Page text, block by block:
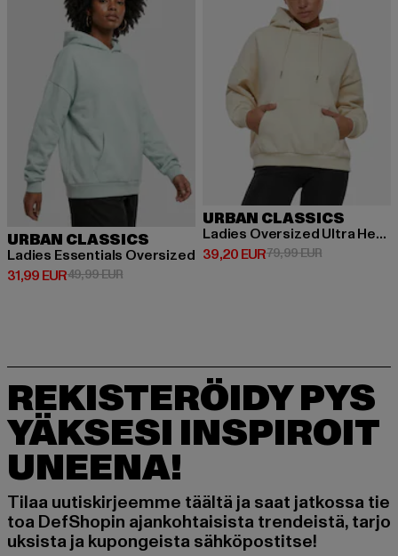
URBAN CLASSICS
Ladies Essentials Oversized
31,99 EUR
Ajankohtainen hinta: 31,99 EUR
49,99 EURKampanjahinta: 49,99 EUR
URBAN CLASSICS
Ladies Oversized Ultra Heavy
39,20 EUR
Ajankohtainen hinta: 39,20 EUR
79,99 EUR
REKISTERÖIDY PYS
YÄKSESI INSPIROIT
UNEENA!
Tilaa uutiskirjeemme täältä ja saat jatkossa tie
toa DefShopin ajankohtaisista trendeistä, tarjo
uksista ja kupongeista sähköpostitse!